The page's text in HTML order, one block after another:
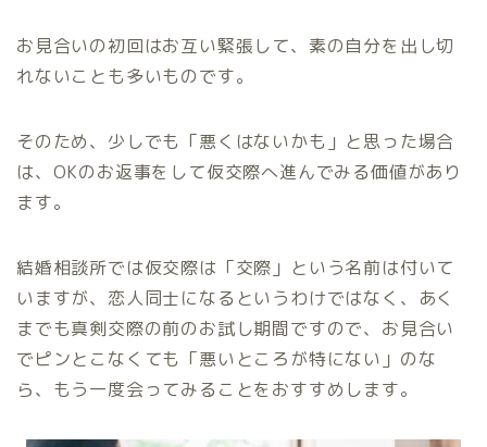
お見合いの初回はお互い緊張して、素の自分を出し切
れないことも多いものです。
そのため、少しでも「悪くはないかも」と思った場合
は、OKのお返事をして仮交際へ進んでみる価値があり
ます。
結婚相談所では仮交際は「交際」という名前は付いて
いますが、恋人同士になるというわけではなく、あく
までも真剣交際の前のお試し期間ですので、お見合い
でピンとこなくても「悪いところが特にない」のな
ら、もう一度会ってみることをおすすめします。